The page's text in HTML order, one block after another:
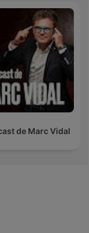
de Marc Vidal